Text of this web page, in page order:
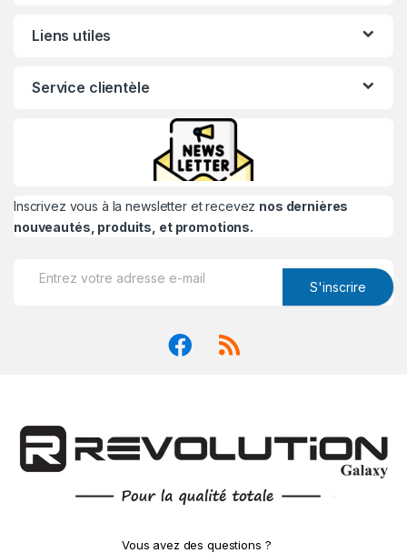
Liens utiles
Service clientèle
Inscrivez vous à la newsletter et recevez nos dernières
nouveautés, produits, et promotions.
S'inscrire
Vous avez des questions ?